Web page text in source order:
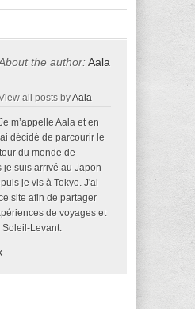
the author:Aala
all posts byAala
m’appelle Aala et en
décidé de parcourir le
du monde de
je suis arrivé au Japon
je vis à Tokyo. J'ai
site afin de partager
de voyages et
Levant.